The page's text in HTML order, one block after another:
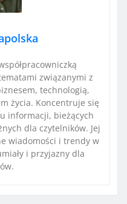
związanymi z
technologią,
życia. Koncentruje się
informacji, bieżących
dla czytelników. Jej
wiadomości i trendy w
i przyjazny dla